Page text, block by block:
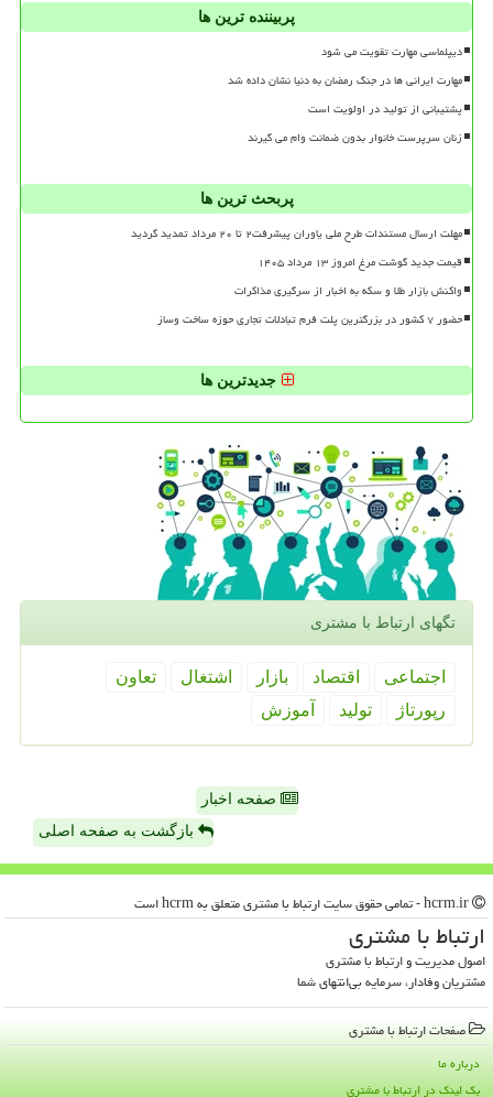
پربیننده ترین ها
دیپلماسی مهارت تقویت می شود
مهارت ایرانی ها در جنگ رمضان به دنیا نشان داده شد
پشتیبانی از تولید در اولویت است
زنان سرپرست خانوار بدون ضمانت وام می گیرند
پربحث ترین ها
مهلت ارسال مستندات طرح ملی یاوران پیشرفت۲ تا ۲۰ مرداد تمدید گردید
قیمت جدید گوشت مرغ امروز ۱۳ مرداد ۱۴۰۵
واکنش بازار طلا و سکه به اخبار از سرگیری مذاکرات
حضور ۷ کشور در بزرگترین پلت فرم تبادلات تجاری حوزه ساخت وساز
جدیدترین ها
تگهای ارتباط با مشتری
اجتماعی اقتصاد بازار اشتغال
تعاون
رپورتاژ
تولید آموزش
صفحه اخبار
بازگشت به صفحه اصلی
ارتباط با مشتری
اصول مدیریت و ارتباط با مشتری
مشتریان وفادار، سرمایه بی‌انتهای شما
صفحات ارتباط با مشتری
درباره ما
بک لینک در ارتباط با مشتری